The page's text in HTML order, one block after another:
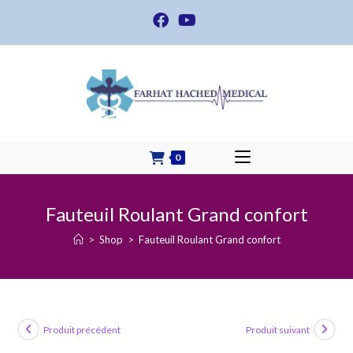
content
0
Fauteuil Roulant Grand confort
> Shop > Fauteuil Roulant Grand confort
Produit précédent Produit suivant